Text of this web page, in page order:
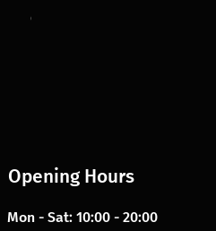
Oak Urbino
Opening Hours
Mon - Sat: 10:00 - 20:00